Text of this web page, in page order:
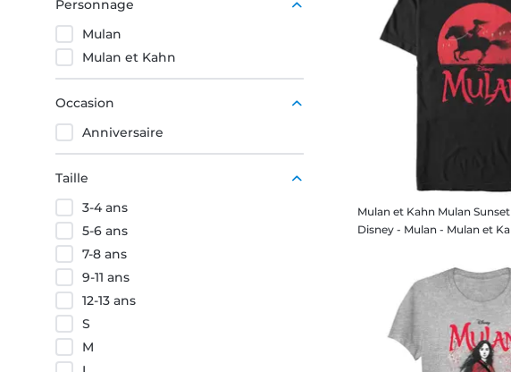
Personnage
Mulan
Mulan et Kahn
Occasion
Anniversaire
Taille
3-4 ans
5-6 ans
7-8 ans
9-11 ans
12-13 ans
S
M
Mulan et Kahn Mulan Sunset